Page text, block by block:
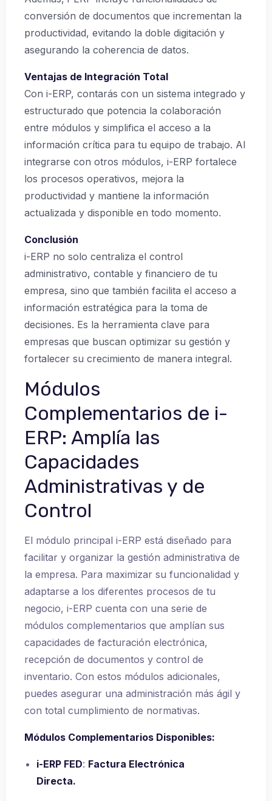
conversión de documentos que incrementan la
productividad, evitando la doble digitación y
asegurando la coherencia de datos.
Ventajas de Integración Total
Con i-ERP, contarás con un sistema integrado y
estructurado que potencia la colaboración
entre módulos y simplifica el acceso a la
información crítica para tu equipo de trabajo. Al
integrarse con otros módulos, i-ERP fortalece
los procesos operativos, mejora la
productividad y mantiene la información
actualizada y disponible en todo momento.
Conclusión
i-ERP no solo centraliza el control
administrativo, contable y financiero de tu
empresa, sino que también facilita el acceso a
información estratégica para la toma de
decisiones. Es la herramienta clave para
empresas que buscan optimizar su gestión y
fortalecer su crecimiento de manera integral.
Módulos
Complementarios de i-
ERP: Amplía las
Capacidades
Administrativas y de
Control
El módulo principal i-ERP está diseñado para
facilitar y organizar la gestión administrativa de
la empresa. Para maximizar su funcionalidad y
adaptarse a los diferentes procesos de tu
negocio, i-ERP cuenta con una serie de
módulos complementarios que amplían sus
capacidades de facturación electrónica,
recepción de documentos y control de
inventario. Con estos módulos adicionales,
puedes asegurar una administración más ágil y
con total cumplimiento de normativas.
Módulos Complementarios Disponibles:
i-ERP FED: Factura Electrónica
Directa.